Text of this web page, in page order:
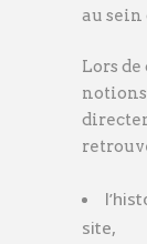
au sein
Lors
site,